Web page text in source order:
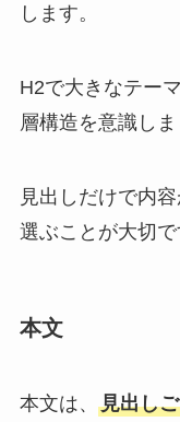
します。
H2で大きなテー
層構造を意識しま
見出しだけで内
選ぶことが大切で
本文
本文は、 見出し